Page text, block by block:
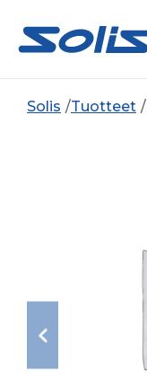
Solis Tuotteet